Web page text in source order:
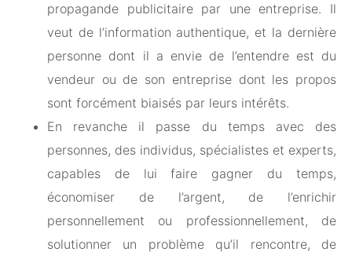
propagande publicitaire par une entreprise. Il
veut de l’information authentique, et la dernière
personne dont il a envie de l’entendre est du
vendeur ou de son entreprise dont les propos
sont forcément biaisés par leurs intérêts.
En revanche il passe du temps avec des
personnes, des individus, spécialistes et experts,
capables de lui faire gagner du temps,
économiser de l’argent, de l’enrichir
personnellement ou professionnellement, de
solutionner un problème qu’il rencontre, de